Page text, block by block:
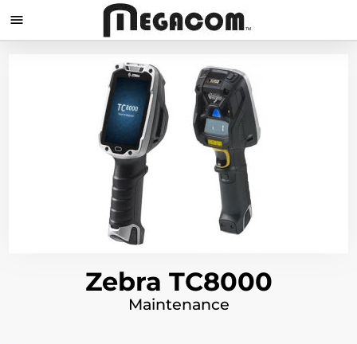

Zebra TC8000
Maintenance